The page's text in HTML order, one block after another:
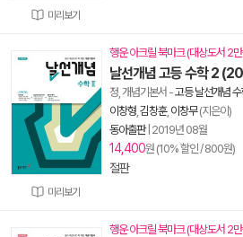
미리보기
미리보기
행운 아크릴 북마크 (대상도서 2
날선개념 고등 수학 2
정, 개념기본서 -고등 날선개념
이창형 김창훈, 이창무(지은이)
동아출판| 2019년 08월
14,400원 (10% 할인 / 800원)
절판
행운 아크릴 북마크 (대상도서 2